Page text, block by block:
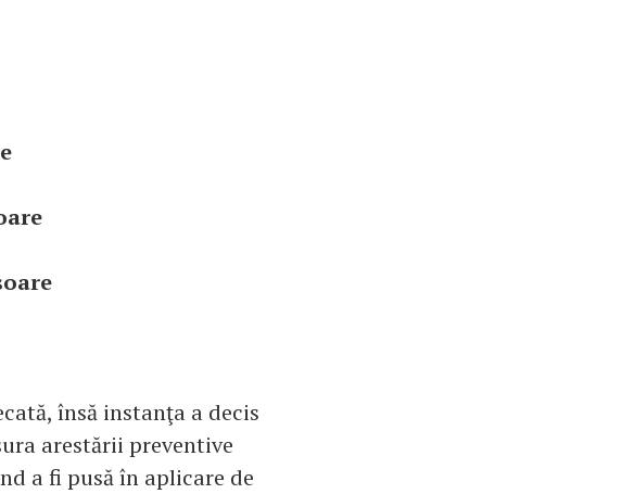
însă instanţa a decis
arestării preventive
a fi pusă în aplicare de